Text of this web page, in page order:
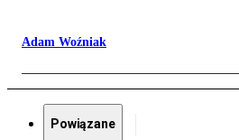
Adam Woźniak
Powiązane